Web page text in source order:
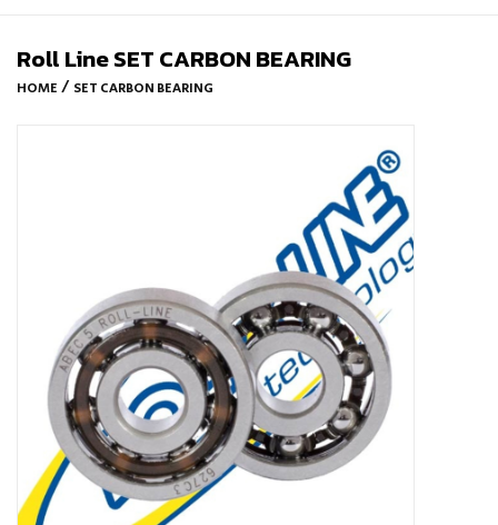
Rolschaatsen
Merken
Roll Line SET CARBON BEARING
HOME / SET CARBON BEARING